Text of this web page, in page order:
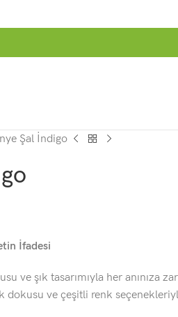
Şal İndigo
İfadesi
ve şık tasarımıyla her anınıza
ve çeşitli renk